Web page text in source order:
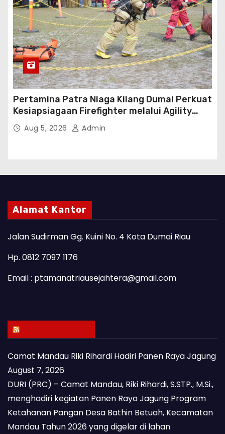
Pertamina Patra Niaga Kilang Dumai Perkuat
Kesiapsiagaan Firefighter melalui Agility
TestAug 5, 2026 Admin
Alamat Kantor
Jalan Sudirman Gg. Kuini No. 4 Kota Dumai Riau
Hp. 0812 7097 1176
Email : ptamanatriausejahtera@gmail.com
Camat Mandau Riki Rihardi Hadiri Panen Raya Jagung
August 7, 2026
DURI (PRC) – Camat Mandau, Riki Rihardi, S.STP., M.Si.,
menghadiri kegiatan Panen Raya Jagung Program
Ketahanan Pangan Desa Bathin Betuah, Kecamatan
Mandau Tahun 2026 yang digelar di lahan